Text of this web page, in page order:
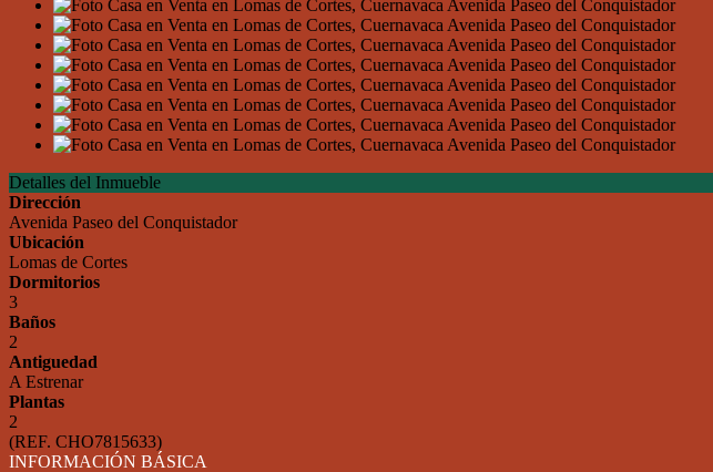
Detalles del Inmueble
Dirección
Avenida Paseo del Conquistador
Ubicación
Lomas de Cortes
Dormitorios
3
Baños
2
Antiguedad
A Estrenar
Plantas
2
(REF. CHO7815633)
INFORMACIÓN BÁSICA